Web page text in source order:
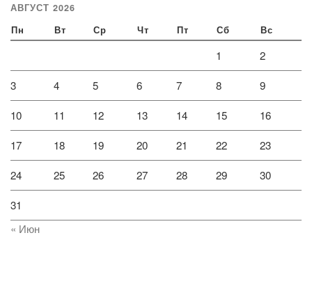
АВГУСТ 2026
Пн Вт Ср Чт Пт Сб Вс
1 2
3 4 5 6 7 8 9
10 11 12 13 14 15 16
17 18 19 20 21 22 23
24 25 26 27 28 29 30
31
« Июн